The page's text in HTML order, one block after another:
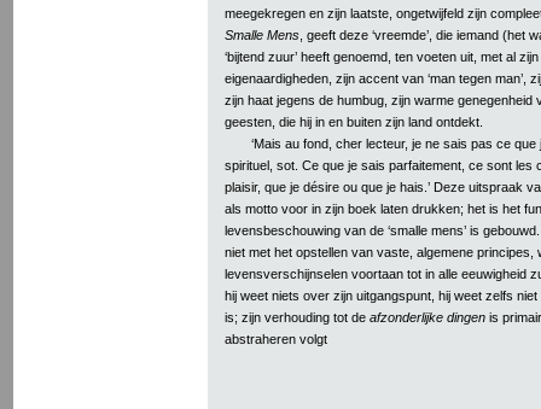
meegekregen en zijn laatste, ongetwijfeld zijn
Smalle Mens , geeft deze ‘vreemde’, die iemand (het
‘bijtend zuur’ heeft genoemd, ten voeten uit, met al
eigenaardigheden, zijn accent van ‘man tegen man’,
zijn haat jegens de humbug, zijn warme genegenheid
geesten, die hij in en buiten zijn land ontdekt.
‘Mais au fond, cher lecteur, je ne sais pas ce
spirituel, sot. Ce que je sais parfaitement, ce sont les
plaisir, que je désire ou que je hais.’ Deze uitspraak
als motto voor in zijn boek laten drukken; het is het
levensbeschouwing van de ‘smalle mens’ is
niet met het opstellen van vaste, algemene principes,
levensverschijnselen voortaan tot in alle eeuwigheid
hij weet niets over zijn uitgangspunt, hij weet zelfs
is; zijn verhouding tot de afzonderlijke dingen is
abstraheren volgt